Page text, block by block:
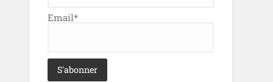
Email*